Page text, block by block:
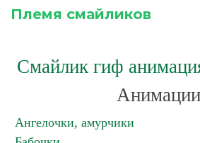
Племя смайликов
Смайлик гиф
Анимации
Ангелочки, амурчики